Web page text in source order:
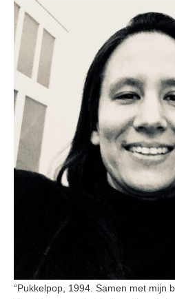
“Pukkelpop, 1994. Samen met mijn